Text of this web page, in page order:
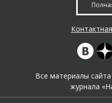
Все материалы
журнала